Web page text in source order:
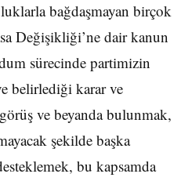
bağdaşmayan birçok
Değişikliği’ne dair kanun
sürecinde partimizin
belirlediği karar ve
ve beyanda bulunmak,
şekilde başka
bu kapsamda